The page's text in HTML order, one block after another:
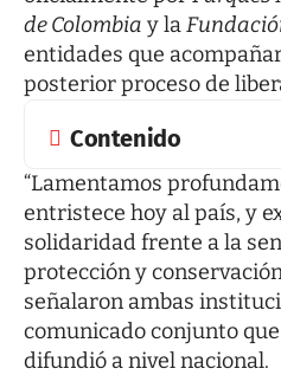
de Colombia y la
entidades que
posterior proceso de
Contenido
“Lamentamos
entristece hoy al país, y
solidaridad frente a la
protección y
señalaron ambas
comunicado conjunto
difundió a nivel nacional.